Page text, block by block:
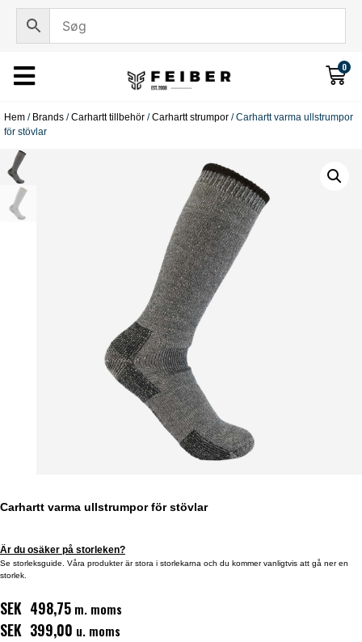
0
Hem / Brands /Carhartt tillbehör /Carhartt strumpor / Carhartt varma ullstrumpor
för stövlar
Carhartt varma ullstrumpor för stövlar
Är du osäker på storleken?
Se storleksguide. Våra produkter är stora i storlekarna och du kommer vanligtvis att gå ner en
storlek.
SEK 498,75 m. moms
SEK 399,00 u. moms